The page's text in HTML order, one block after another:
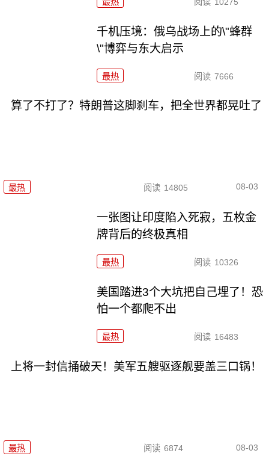
千机压境：俄乌战场上的\"蜂群
\"博弈与东大启示
最热 阅读 7666
算了不打了？特朗普这脚刹车，把全世界都晃吐了
最热 阅读 14805 08-03
一张图让印度陷入死寂，五枚金
牌背后的终极真相
最热 阅读 10326
美国踏进3个大坑把自己埋了！恐
怕一个都爬不出
最热 阅读 16483
上将一封信捅破天！美军五艘驱逐舰要盖三口锅！
最热 阅读 6874 08-03